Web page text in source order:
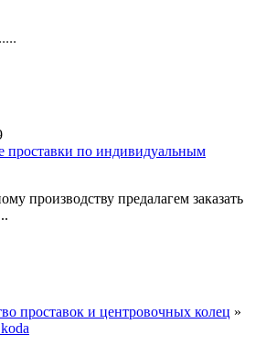
проставки по индивидуальным
производству предалагем заказать
проставок и центровочных колец »